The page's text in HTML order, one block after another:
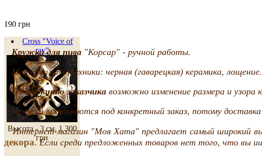
Cross "Voice of
ray"
Высота - 3 см. 1 300
грн
190 грн
Кружка для пива "Корсар" - ручной работы.
Материалы и техники: черная (гаварецкая) керамика, лощение.
По желанию заказчика возможно изменение размера и узора
Кружки выжигаются под конкретный заказ, потому доставка
Интернет-магазин "Моя Хата" предлагает самый широкий
декора.Если среди предложенных товаров нет того, что вы